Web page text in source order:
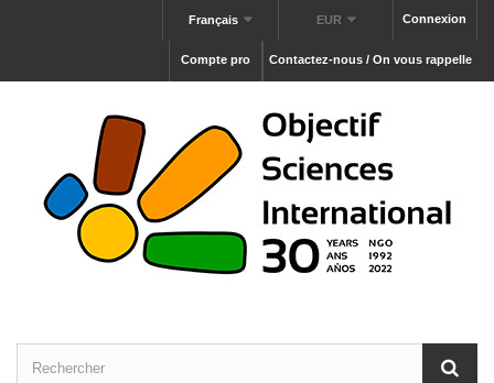
Connexion
EUR
Français
Contactez-nous / On vous rappelle
Compte pro